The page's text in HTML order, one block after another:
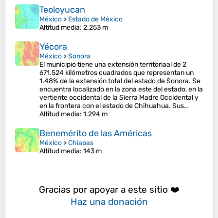
Teoloyucan
México > Estado de México
Altitud media: 2.253 m
Yécora
México >Sonora
El municipio tiene una extensión territoriaal de 2
671.524 kilómetros cuadrados que representan un
1.48% de la extensión total del estado de Sonora. Se
encuentra localizado en la zona este del estado, en la
vertiente occidental de la Sierra Madre Occidental y
en la frontera con el estado de Chihuahua. Sus…
Altitud media: 1.294 m
Benemérito de las Américas
México >Chiapas
Altitud media: 143 m
Gracias por apoyar a este sitio ❤️
Haz una donación